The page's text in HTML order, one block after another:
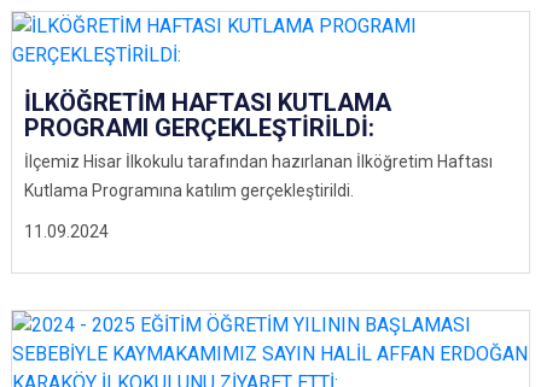
11.09.2024
İLKÖĞRETİM HAFTASI KUTLAMA
PROGRAMI GERÇEKLEŞTİRİLDİ:
İlçemiz Hisar İlkokulu tarafından hazırlanan İlköğretim Haftası
Kutlama Programına katılım gerçekleştirildi.